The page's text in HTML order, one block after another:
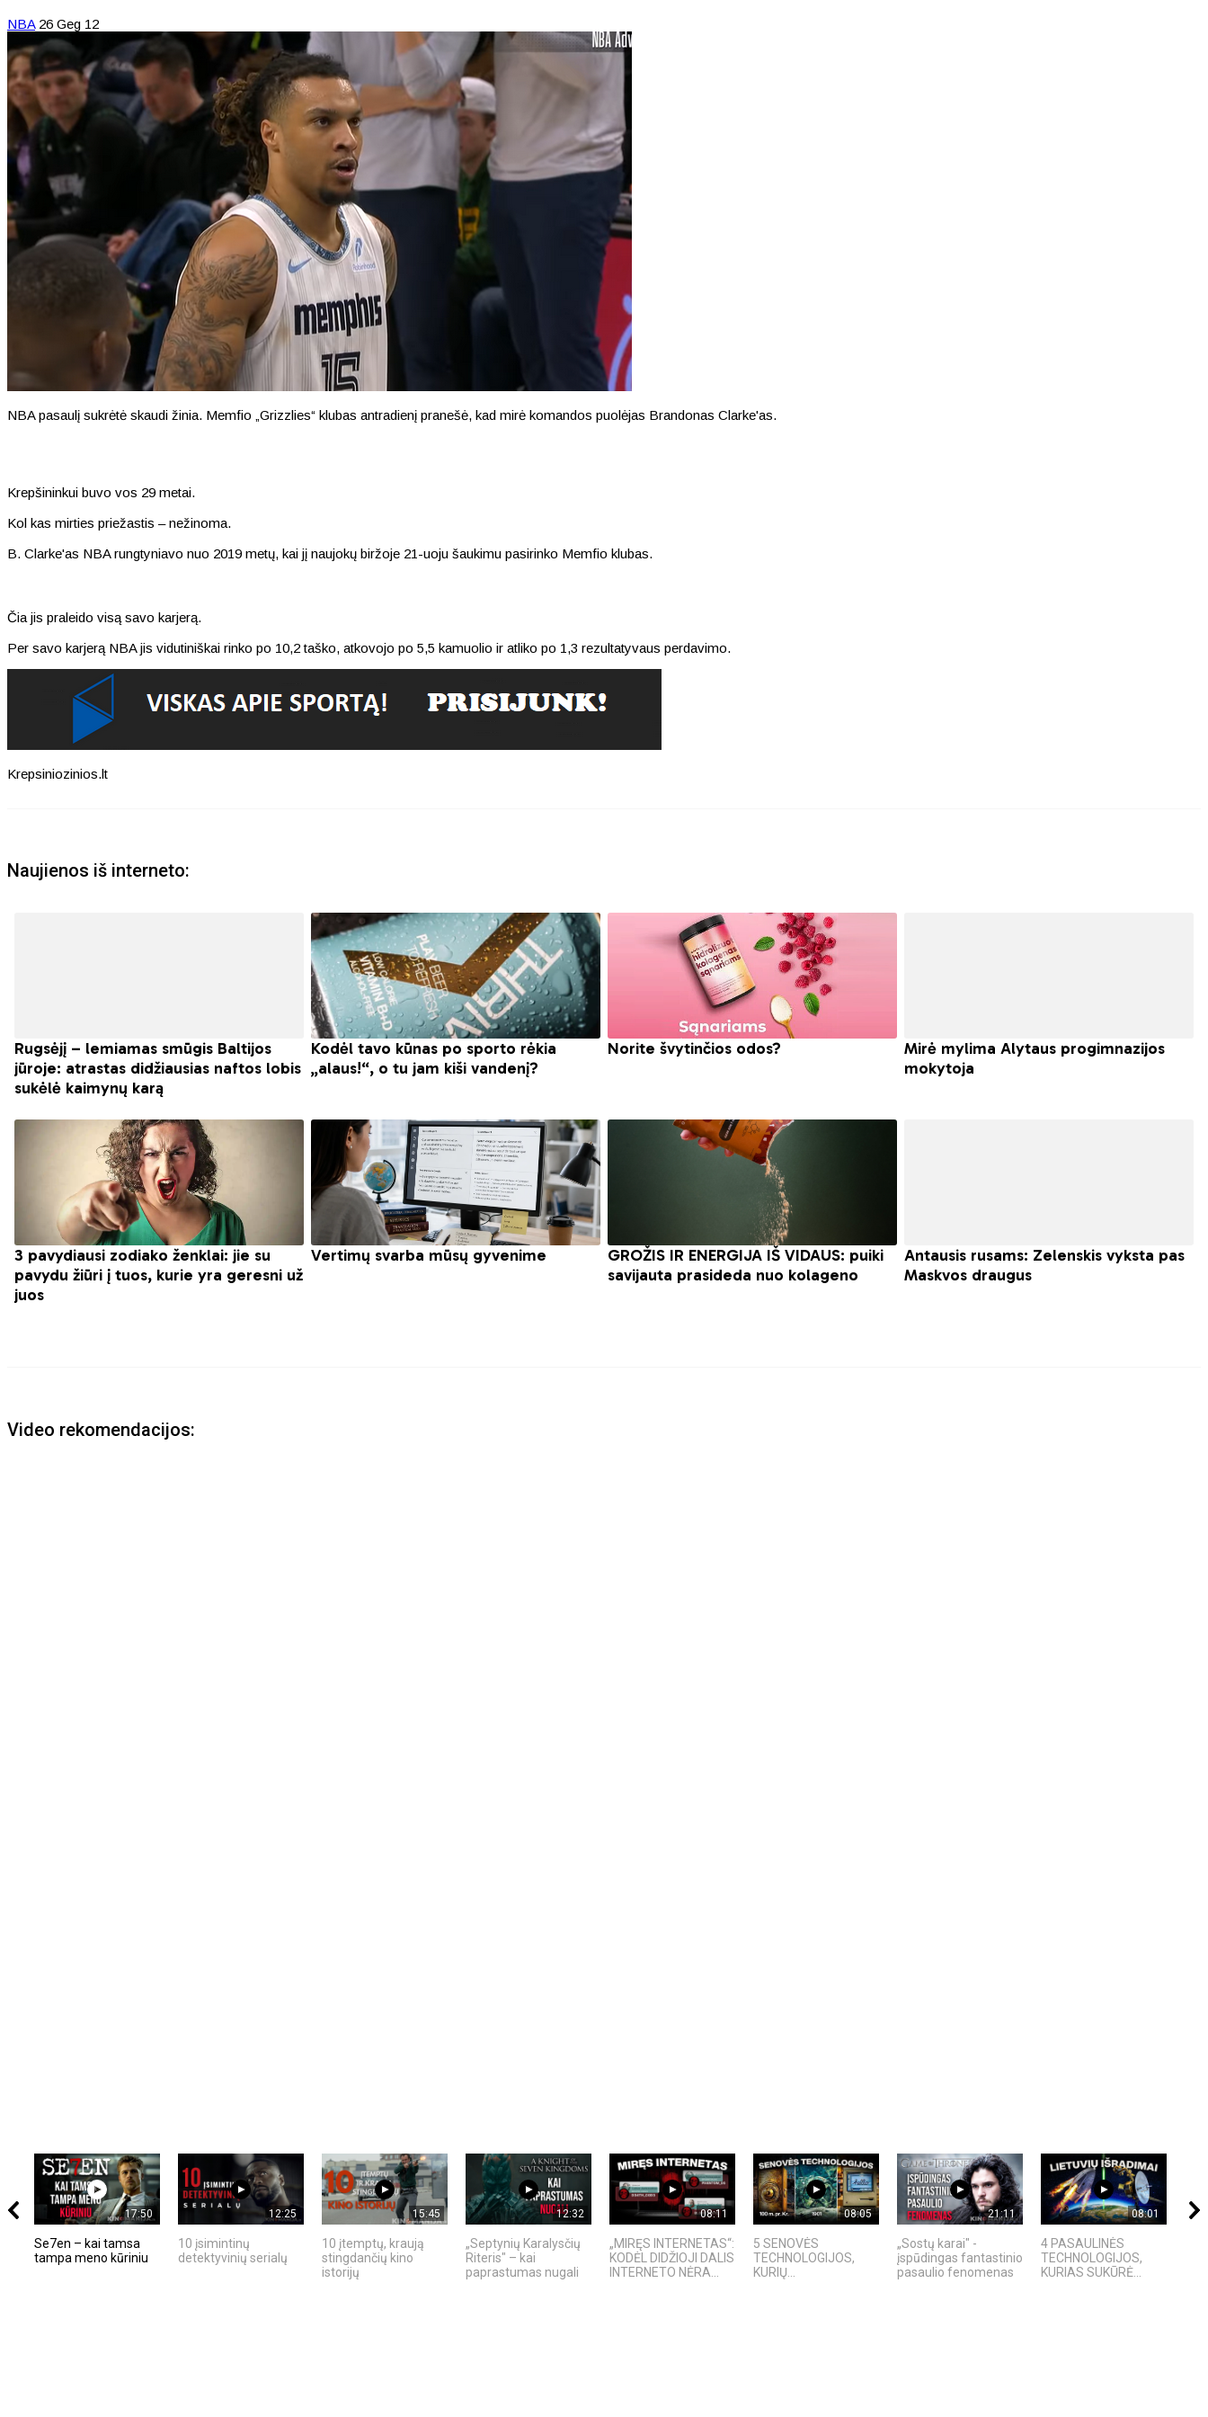
NBA 26 Geg 12
NBA pasaulį sukrėtė skaudi žinia. Memfio „Grizzlies“ klubas antradienį pranešė, kad mirė komandos puolėjas Brandonas Clarke'as.
Krepšininkui buvo vos 29 metai.
Kol kas mirties priežastis – nežinoma.
B. Clarke'as NBA rungtyniavo nuo 2019 metų, kai jį naujokų biržoje 21-uoju šaukimu pasirinko Memfio klubas.
Čia jis praleido visą savo karjerą.
Per savo karjerą NBA jis vidutiniškai rinko po 10,2 taško, atkovojo po 5,5 kamuolio ir atliko po 1,3 rezultatyvaus perdavimo.
Krepsiniozinios.lt
Naujienos iš interneto:
Video rekomendacijos:
17:50
Se7en – kai tamsa
tampa meno kūriniu
12:25
10 įsimintinų
detektyvinių serialų
15:45
10 įtemptų, kraują
stingdančių kino
istorijų
12:32
„Septynių Karalysčių
Riteris" – kai
paprastumas nugali
08:11
„MIRĘS INTERNETAS“:
KODĖL DIDŽIOJI DALIS
INTERNETO NĖRA...
08:05
5 SENOVĖS
TECHNOLOGIJOS,
KURIŲ...
21:11
„Sostų karai" -
įspūdingas fantastinio
pasaulio fenomenas
08:01
4 PASAULINĖS
TECHNOLOGIJOS,
KURIAS SUKŪRĖ...